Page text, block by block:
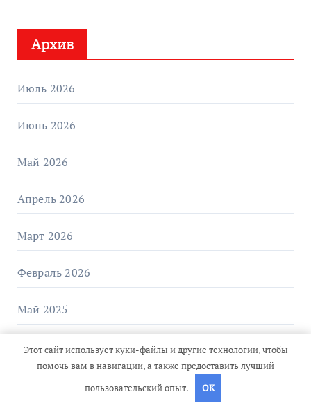
Архив
Июль 2026
Июнь 2026
Май 2026
Апрель 2026
Март 2026
Февраль 2026
Май 2025
Сентябрь 2024
Этот сайт использует куки-файлы и другие технологии, чтобы
помочь вам в навигации, а также предоставить лучший
пользовательский опыт.
OK